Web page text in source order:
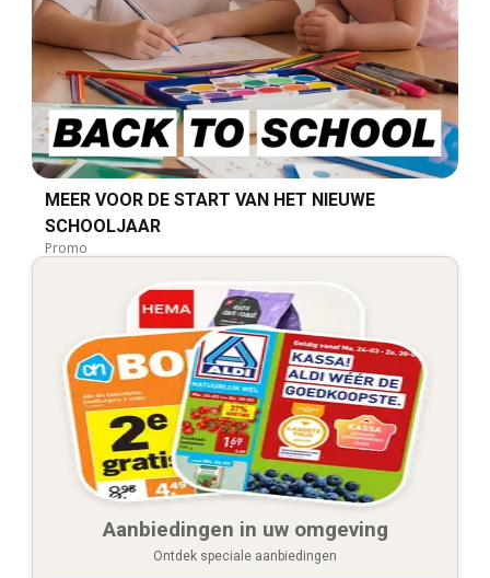
MEER VOOR DE START VAN HET NIEUWE
SCHOOLJAAR
Promo
Aanbiedingen in uw omgeving
Ontdek speciale aanbiedingen